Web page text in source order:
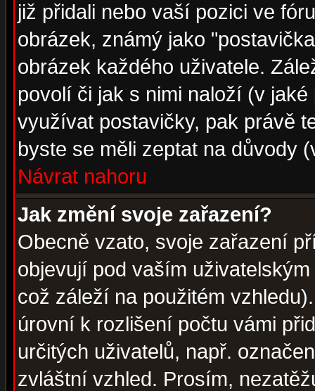
již přidali nebo vaší pozici ve
obrázek, známý jako
obrázek každého uživatele.
povolí či jak s nimi naloží (v
využívat postavičky, pak právě
byste se měli zeptat na důvody
Návrat nahoru
Jak změní svoje zařazení?
Obecně vzato, svoje zařazení
objevují pod vaším
což záleží na použitém
úrovní k rozlišení počtu vámi
určitých uživatelů, např.
zvláštní vzhled. Prosím,